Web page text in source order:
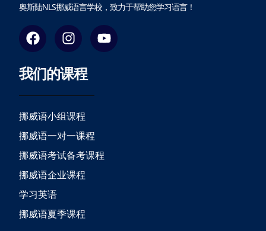
奥斯陆NLS挪威语言学校，致力于帮助您学习语言！
F
a
c
e
b
o
o
k
I
n
s
t
a
g
r
a
m
Y
o
u
我们的课程
挪威语小组课程
挪威语一对一课程
挪威语考试备考课程
挪威语企业课程
学习英语
挪威语夏季课程